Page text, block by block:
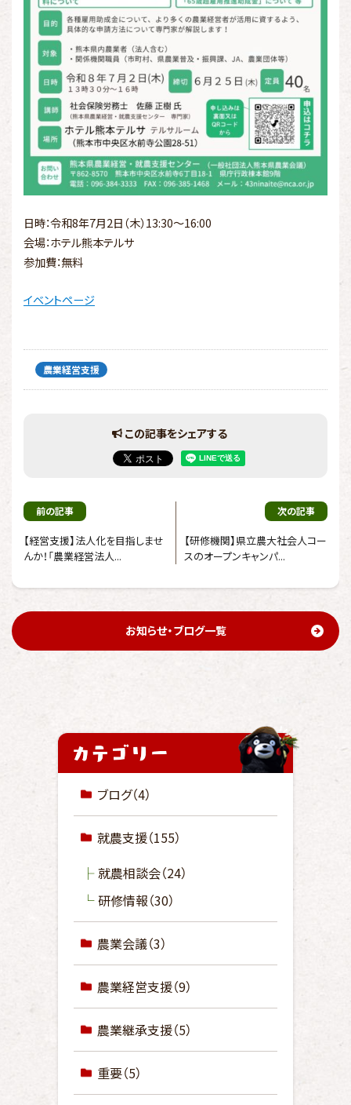
日時：令和8年7月2日（木）13:30～16:00
会場：ホテル熊本テルサ
参加費：無料
イベントページ
農業経営支援
この記事をシェアする
前の記事
【経営支援】法人化を目指しませ
んか！「農業経営法人...
次の記事
【研修機関】県立農大社会人コー
スのオープンキャンパ...
お知らせ・ブログ一覧
ブログ（4）
就農支援（155）
就農相談会（24）
研修情報（30）
農業会議（3）
農業経営支援（9）
農業継承支援（5）
重要（5）